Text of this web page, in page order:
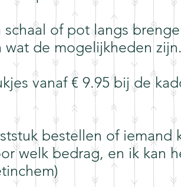
of pot langs
wat de mogelijkheden
vanaf € 9.95 bij de
bestellen of iemand
welk bedrag, en ik kan